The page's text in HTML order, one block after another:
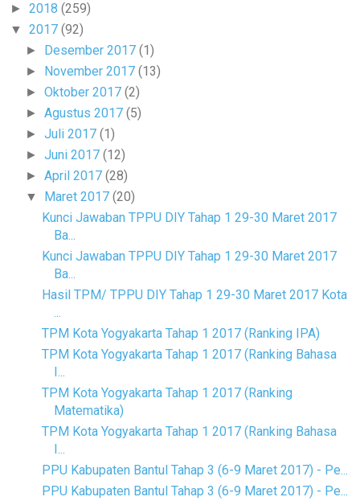
► 2018 (259)
▼ 2017 (92)
► Desember 2017(1)
► November 2017(13)
►Oktober 2017(2)
►Agustus 2017(5)
►Juli 2017(1)
►Juni 2017(12)
►April 2017(28)
▼ Maret 2017(20)
Kunci Jawaban TPPU DIY Tahap 1 29-30 Maret 2017
Ba...
Kunci Jawaban TPPU DIY Tahap 1 29-30 Maret 2017
Ba...
Hasil TPM/ TPPU DIY Tahap 1 29-30 Maret 2017 Kota
...
TPM Kota Yogyakarta Tahap 1 2017 (Ranking IPA)
TPM Kota Yogyakarta Tahap 1 2017 (Ranking Bahasa
I...
TPM Kota Yogyakarta Tahap 1 2017 (Ranking
Matematika)
TPM Kota Yogyakarta Tahap 1 2017 (Ranking Bahasa
I...
PPU Kabupaten Bantul Tahap 3 (6-9 Maret 2017) - Pe...
PPU Kabupaten Bantul Tahap 3 (6-9 Maret 2017) - Pe...